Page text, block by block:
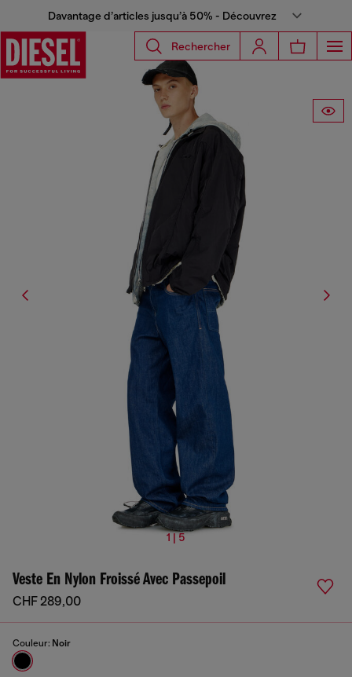
Davantage d’articles jusqu’à 50% - Découvrez
Rechercher
1 | 5
Veste En Nylon Froissé Avec Passepoil
CHF 289,00
Couleur: Noir